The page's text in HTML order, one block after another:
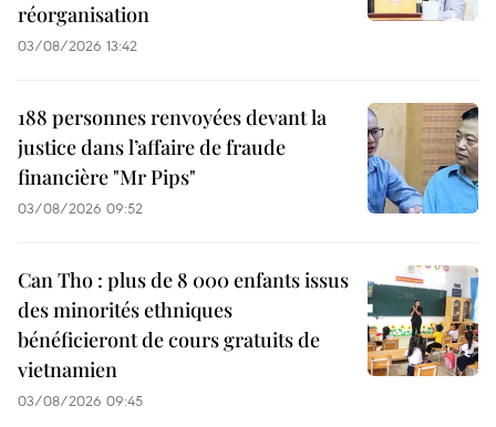
réorganisation
03/08/2026 13:42
188 personnes renvoyées devant la
justice dans l’affaire de fraude
financière "Mr Pips"
03/08/2026 09:52
Can Tho : plus de 8 000 enfants issus
des minorités ethniques
bénéficieront de cours gratuits de
vietnamien
03/08/2026 09:45